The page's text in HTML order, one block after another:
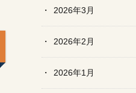
2026年3月
2026年2月
2026年1月